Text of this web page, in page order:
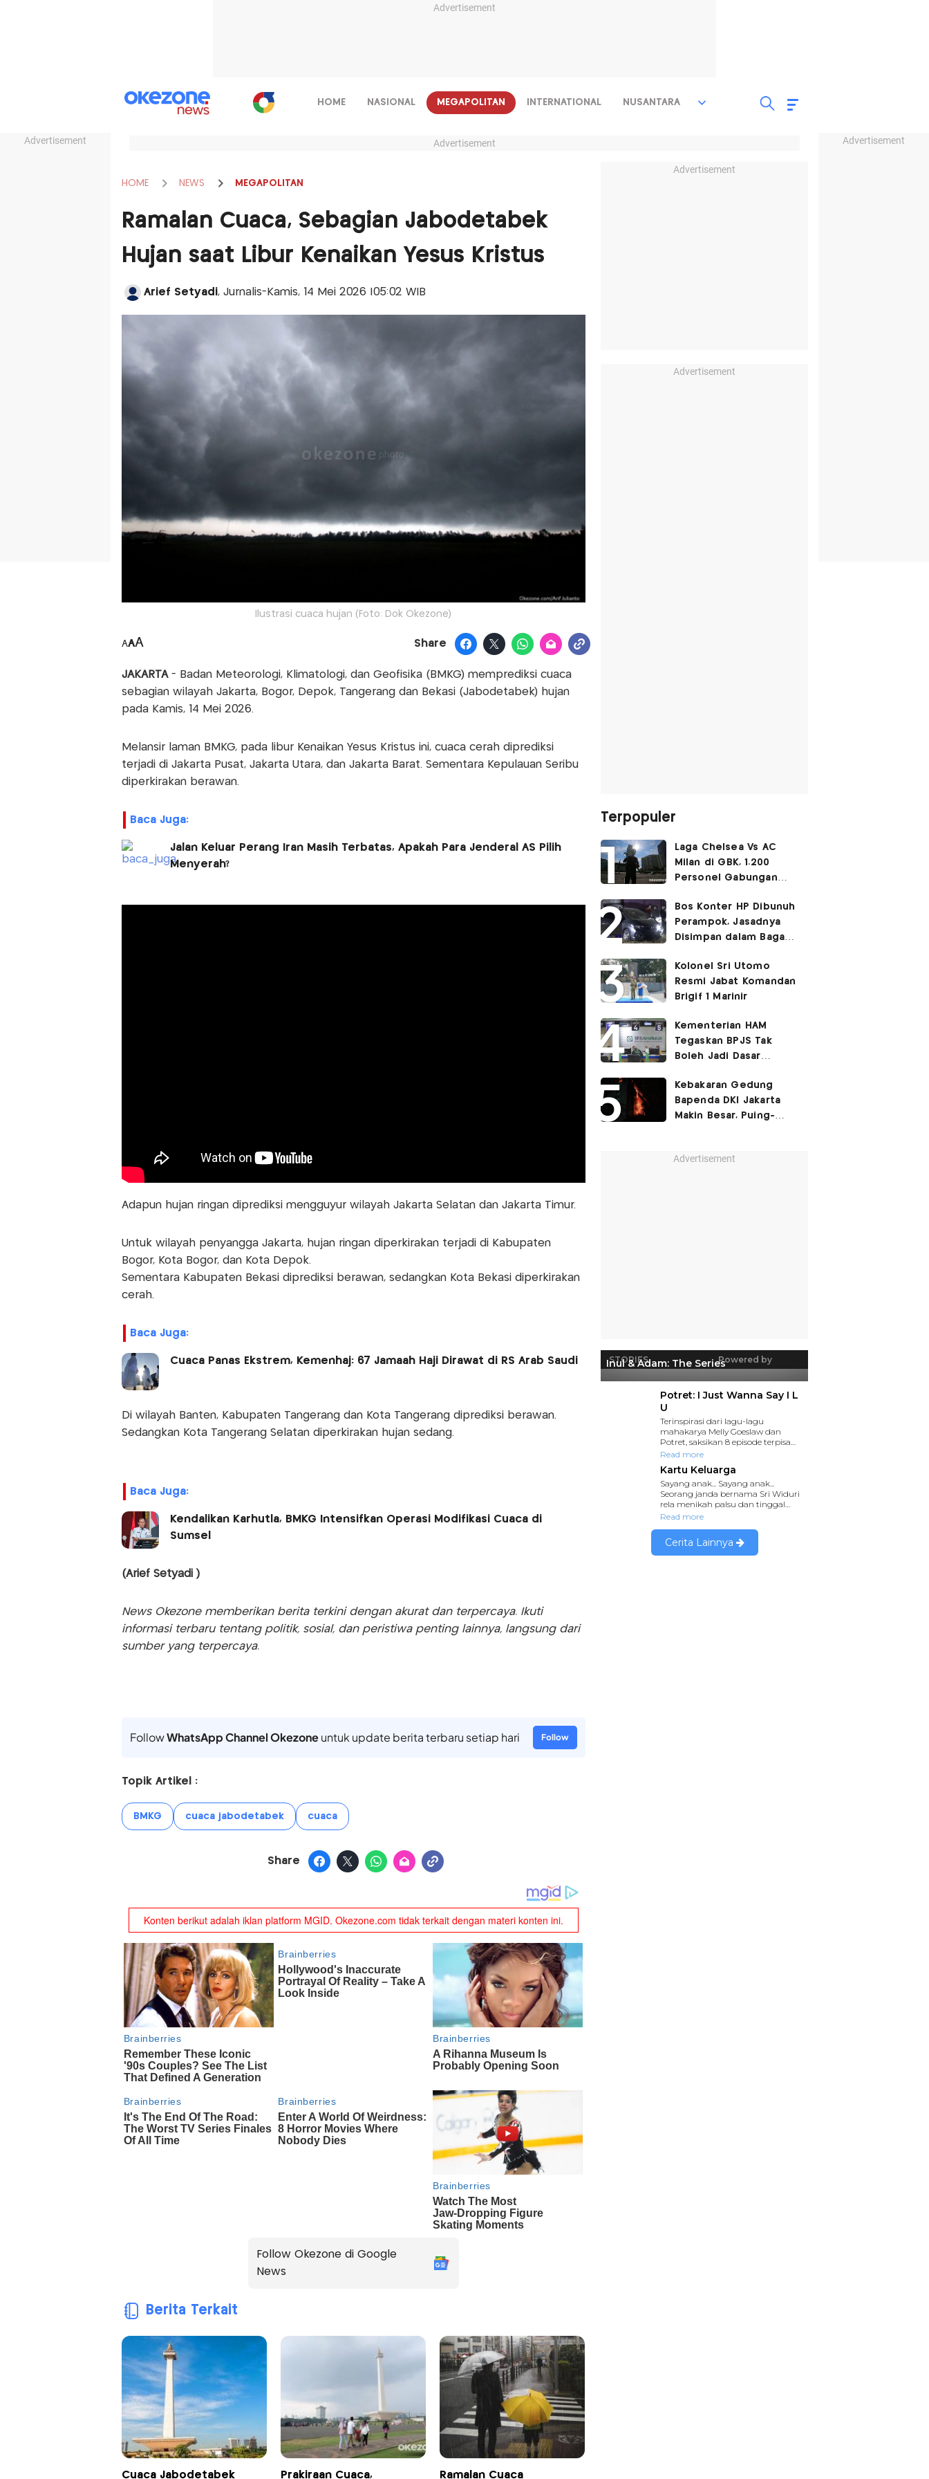
Advertisement
Advertisement Advertisement
HOME NASIONAL MEGAPOLITAN INTERNATIONAL NUSANTARA
Advertisement
HOME NEWS MEGAPOLITAN
Ramalan Cuaca, Sebagian Jabodetabek
Hujan saat Libur Kenaikan Yesus Kristus
Arief Setyadi, Jurnalis-Kamis, 14 Mei 2026 |05:02 WIB
Ilustrasi cuaca hujan (Foto: Dok Okezone)
AAA Share
JAKARTA - Badan Meteorologi, Klimatologi, dan Geofisika (BMKG) memprediksi cuaca
sebagian wilayah Jakarta, Bogor, Depok, Tangerang dan Bekasi (Jabodetabek) hujan
pada Kamis, 14 Mei 2026.
Melansir laman BMKG, pada libur Kenaikan Yesus Kristus ini, cuaca cerah diprediksi
terjadi di Jakarta Pusat, Jakarta Utara, dan Jakarta Barat. Sementara Kepulauan Seribu
diperkirakan berawan.
Baca Juga:
Jalan Keluar Perang Iran Masih Terbatas, Apakah Para Jenderal AS Pilih
Menyerah?
Adapun hujan ringan diprediksi mengguyur wilayah Jakarta Selatan dan Jakarta Timur.
Untuk wilayah penyangga Jakarta, hujan ringan diperkirakan terjadi di Kabupaten
Bogor, Kota Bogor, dan Kota Depok.
Sementara Kabupaten Bekasi diprediksi berawan, sedangkan Kota Bekasi diperkirakan
cerah.
Baca Juga:
Cuaca Panas Ekstrem, Kemenhaj: 67 Jamaah Haji Dirawat di RS Arab Saudi
Di wilayah Banten, Kabupaten Tangerang dan Kota Tangerang diprediksi berawan.
Sedangkan Kota Tangerang Selatan diperkirakan hujan sedang.
Baca Juga:
Kendalikan Karhutla, BMKG Intensifkan Operasi Modifikasi Cuaca di
Sumsel
(Arief Setyadi )
News Okezone memberikan berita terkini dengan akurat dan terpercaya. Ikuti
informasi terbaru tentang politik, sosial, dan peristiwa penting lainnya, langsung dari
sumber yang terpercaya.
FollowWhatsApp Channel Okezoneuntuk update berita terbaru setiap hari Follow
Topik Artikel :
BMKG cuaca jabodetabek cuaca
Share
Follow Okezone di Google
News
Berita Terkait
Cuaca Jabodetabek Prakiraan Cuaca, Ramalan Cuaca
Advertisement
Advertisement
Terpopuler
Laga Chelsea Vs AC
Milan di GBK, 1.200
Personel Gabungan
Bos Konter HP Dibunuh
Perampok, Jasadnya
Disimpan dalam Bagasi
Kolonel Sri Utomo
Resmi Jabat Komandan
Brigif 1 Marinir
Kementerian HAM
Tegaskan BPJS Tak
Boleh Jadi Dasar
Layanan Kesehatan
Kebakaran Gedung
Bapenda DKI Jakarta
Makin Besar, Puing-
Advertisement